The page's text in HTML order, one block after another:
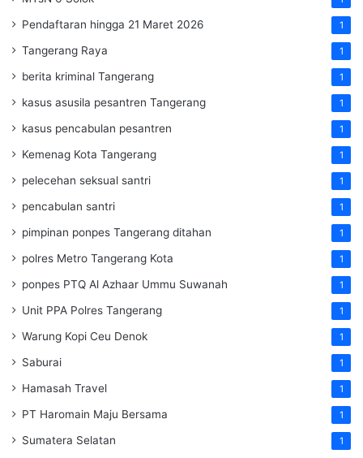
Pendaftaran hingga 21 Maret 2026 1
Tangerang Raya 1
berita kriminal Tangerang 1
kasus asusila pesantren Tangerang 1
kasus pencabulan pesantren 1
Kemenag Kota Tangerang 1
pelecehan seksual santri 1
pencabulan santri 1
pimpinan ponpes Tangerang ditahan 1
polres Metro Tangerang Kota 1
ponpes PTQ Al Azhaar Ummu Suwanah 1
Unit PPA Polres Tangerang 1
Warung Kopi Ceu Denok 1
Saburai 1
Hamasah Travel 1
PT Haromain Maju Bersama 1
Sumatera Selatan 1